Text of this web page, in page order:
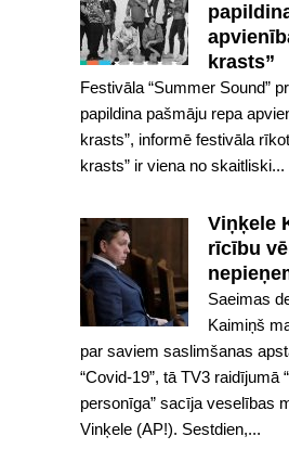
krasts”
Festivāla “Summer Sound”
papildina pašmāju repa
krasts”, informē festivāla
krasts” ir viena no skaitliski...
Viņķele
rīcību
Saeimas
Kaimiņš
par saviem saslimšanas
“Covid-19”, tā TV3 raidījumā
personīga” sacīja veselības
Vinķele (AP!). Sestdien,...